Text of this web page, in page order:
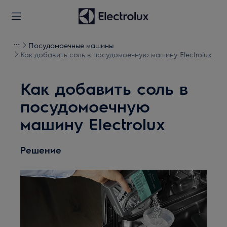
Посудомоечные машины
Как добавить соль в посудомоечную машину Electrolux
Как добавить соль в
посудомоечную
машину Electrolux
Решение